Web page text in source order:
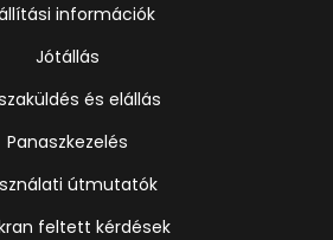
információk
Jótállás
és elállás
Panaszkezelés
útmutatók
feltett kérdések